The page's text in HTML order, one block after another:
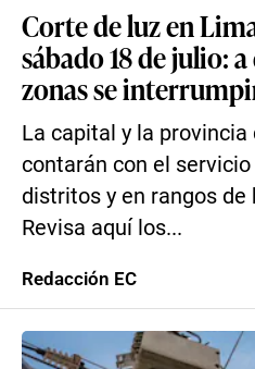
Corte de luz en
sábado 18 de julio:
zonas se
La capital y la provincia
contarán con el
distritos y en rangos
Revisa aquí los...
Redacción EC